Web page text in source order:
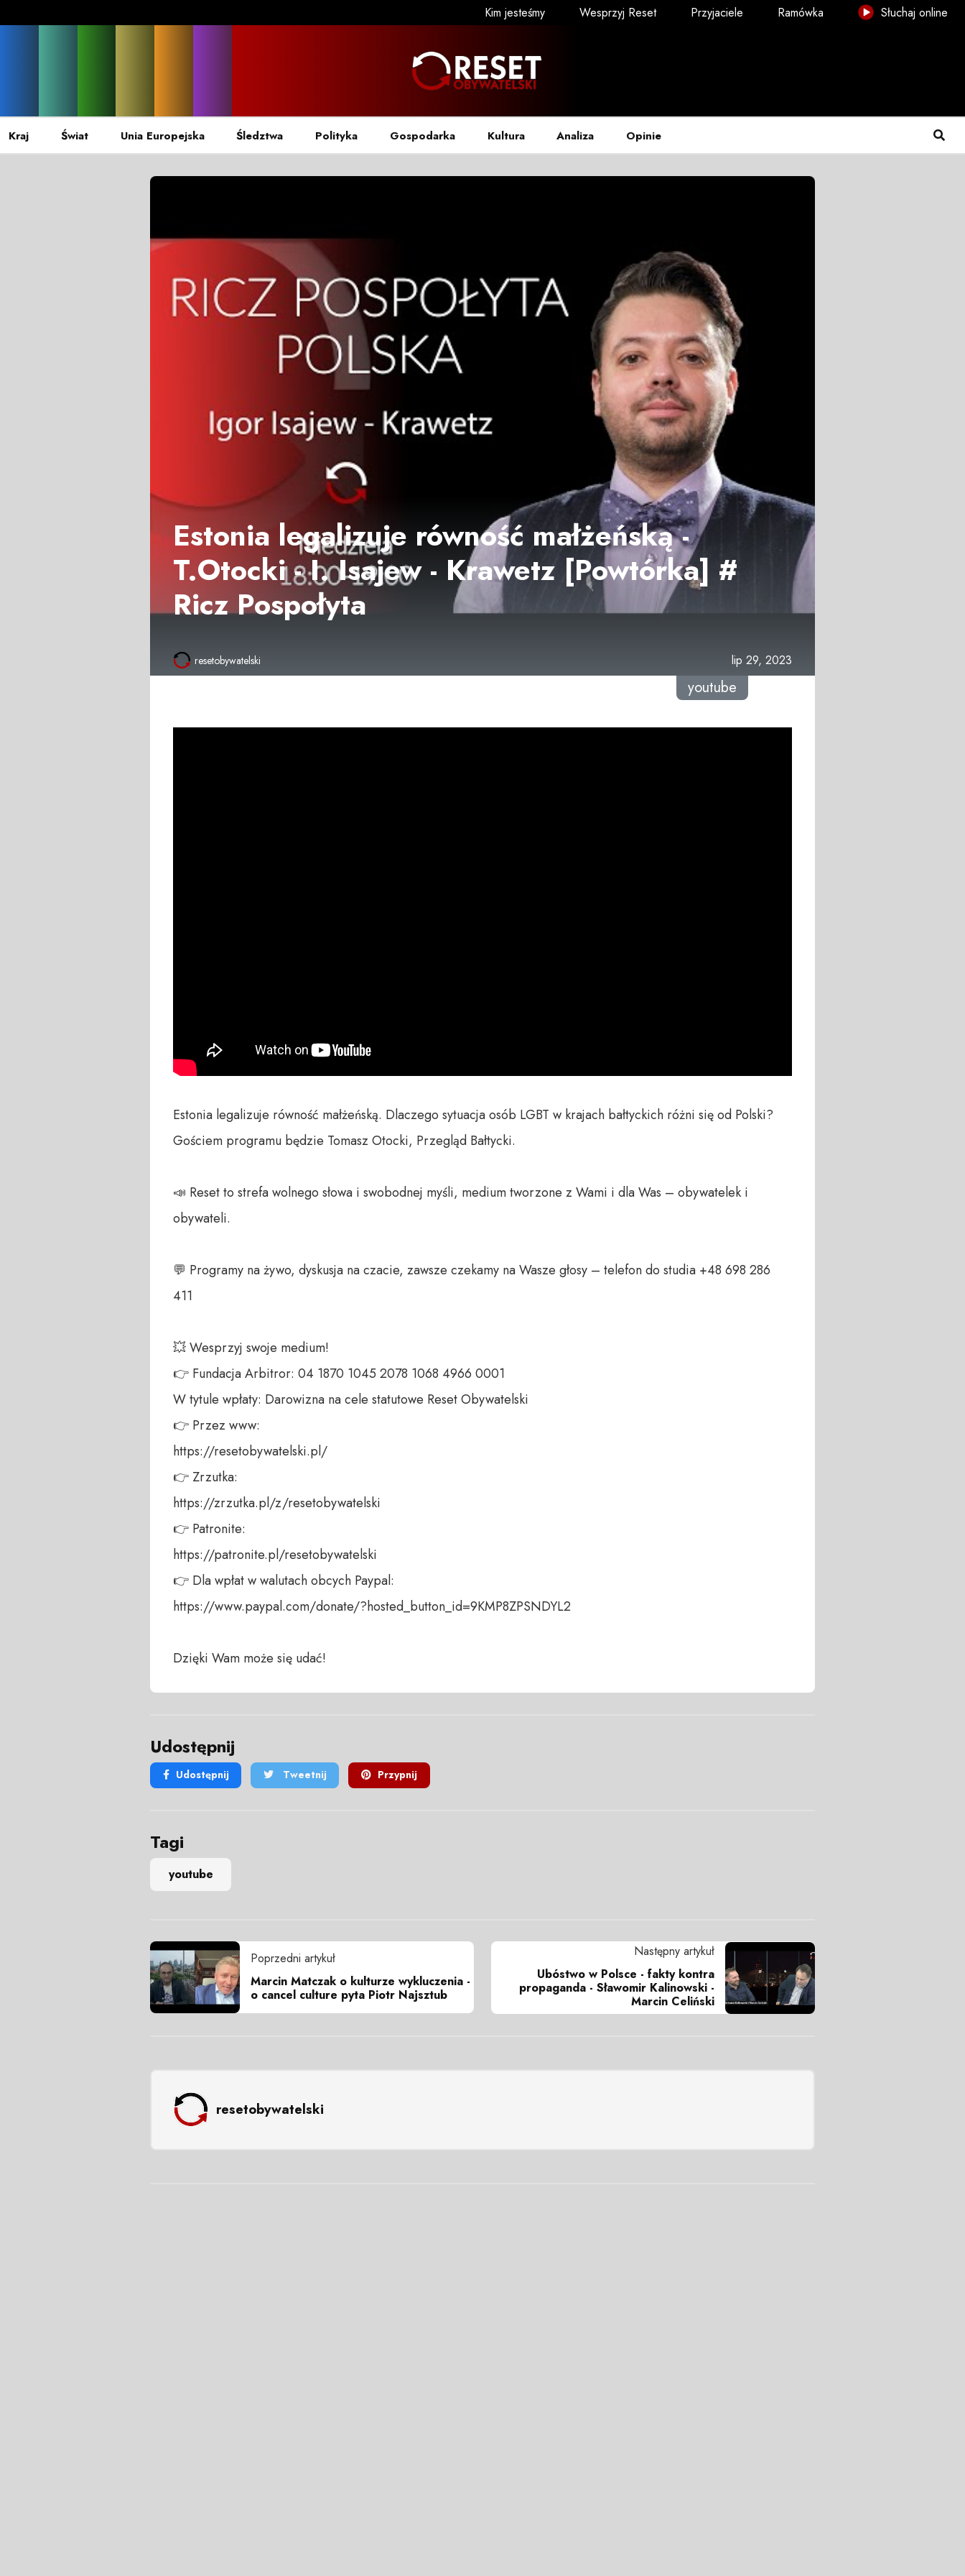
Kim jesteśmy Wesprzyj Reset Przyjaciele Ramówka Słuchaj online
Kraj Świat Unia Europejska Śledztwa Polityka Gospodarka Kultura Analiza Opinie
Estonia legalizuje równość małżeńską -
T.Otocki - I. Isajew - Krawetz [Powtórka] #
Ricz Pospołyta
resetobywatelski lip 29, 2023
youtube
Estonia legalizuje równość małżeńską. Dlaczego sytuacja osób LGBT w krajach bałtyckich różni się od Polski?
Gościem programu będzie Tomasz Otocki, Przegląd Bałtycki.
📣 Reset to strefa wolnego słowa i swobodnej myśli, medium tworzone z Wami i dla Was – obywatelek i
obywateli.
💬 Programy na żywo, dyskusja na czacie, zawsze czekamy na Wasze głosy – telefon do studia +48 698 286
411
💥 Wesprzyj swoje medium!
👉 Fundacja Arbitror: 04 1870 1045 2078 1068 4966 0001
W tytule wpłaty: Darowizna na cele statutowe Reset Obywatelski
👉 Przez www:
https://resetobywatelski.pl/
👉 Zrzutka:
https://zrzutka.pl/z/resetobywatelski
👉 Patronite:
https://patronite.pl/resetobywatelski
👉 Dla wpłat w walutach obcych Paypal:
https://www.paypal.com/donate/?hosted_button_id=9KMP8ZPSNDYL2
Dzięki Wam może się udać!
Udostępnij
Udostępnij Tweetnij Przypnij
Tagi
youtube
Poprzedni artykuł
Marcin Matczak o kulturze wykluczenia -
o cancel culture pyta Piotr Najsztub
Następny artykuł
Ubóstwo w Polsce - fakty kontra
propaganda - Sławomir Kalinowski -
Marcin Celiński
resetobywatelski